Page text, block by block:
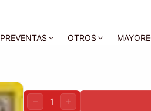
PREVENTAS OTROS
Cantidad:
DISMINUIRAUMENTAR